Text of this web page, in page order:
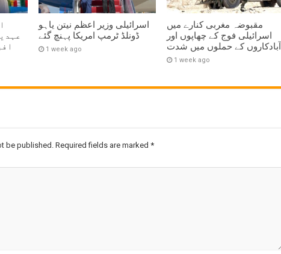
اسرائیلی وزیر اعظم نیتن یاہو
ڈونلڈ ٹرمپ امریکا پہنچ گئے
1 week ago
مقبوضہ مغربی کنارے میں
اسرائیلی فوج کے چھاپوں اور
آبادکاروں کے حملوں میں شدت
1 week ago
be published. Required fields are marked *